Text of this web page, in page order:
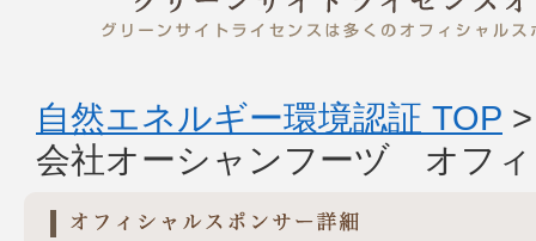
自然エネルギー環境認証 TOP
会社オーシャンフーヅ オフ